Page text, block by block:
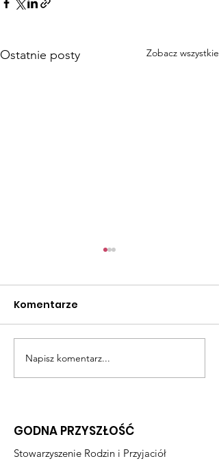
Ostatnie posty Zobacz wszystkie
Drzewo z naszych
dłoni
Komentarze
Napisz komentarz...
GODNA PRZYSZŁOŚĆ
Stowarzyszenie Rodzin i Przyjaciół